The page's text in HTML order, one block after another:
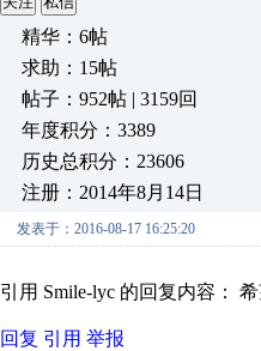
精华：6帖
求助：15帖
帖子：952帖 | 3159回
年度积分：3389
历史总积分：23606
注册：2014年8月14日
发表于：2016-08-17 16:25:20
引用 Smile-lyc 的回复内容：
回复 引用 举报